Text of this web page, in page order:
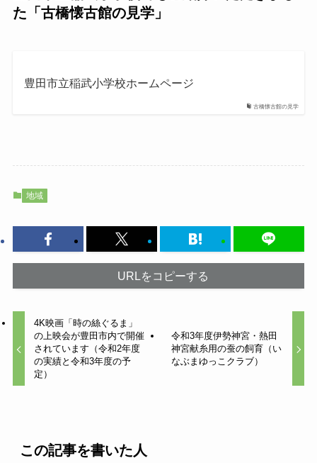
た「古橋懐古館の見学」
古橋懐古館の見学
豊田市立稲武小学校ホームページ
地域
URLをコピーする
4K映画「時の絲ぐるま」
の上映会が豊田市内で開催
されています（令和2年度
の実績と令和3年度の予
定）
令和3年度伊勢神宮・熱田
神宮献糸用の蚕の飼育（い
なぶまゆっこクラブ）
この記事を書いた人